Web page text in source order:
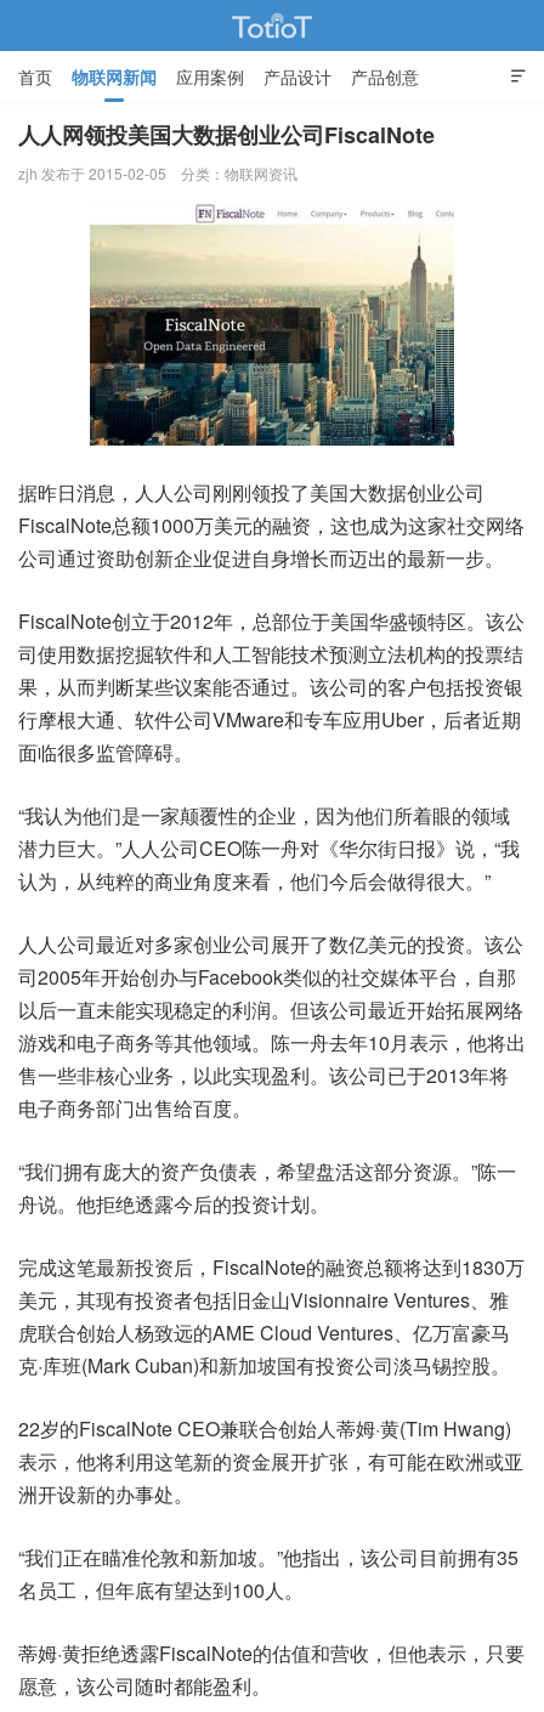
物联网的那些事 - Totiot

首页 物联网新闻 应用案例 产品设计 产品创意
智能家居
人人网领投美国大数据创业公司FiscalNote
zjh 发布于 2015-02-05 分类： 物联网资讯
据昨日消息，人人公司刚刚领投了美国大数据创业公司
FiscalNote总额1000万美元的融资，这也成为这家社交网络
公司通过资助创新企业促进自身增长而迈出的最新一步。
FiscalNote创立于2012年，总部位于美国华盛顿特区。该公
司使用数据挖掘软件和人工智能技术预测立法机构的投票结
果，从而判断某些议案能否通过。该公司的客户包括投资银
行摩根大通、软件公司VMware和专车应用Uber，后者近期
面临很多监管障碍。
“我认为他们是一家颠覆性的企业，因为他们所着眼的领域
潜力巨大。”人人公司CEO陈一舟对《华尔街日报》说，“我
认为，从纯粹的商业角度来看，他们今后会做得很大。”
人人公司最近对多家创业公司展开了数亿美元的投资。该公
司2005年开始创办与Facebook类似的社交媒体平台，自那
以后一直未能实现稳定的利润。但该公司最近开始拓展网络
游戏和电子商务等其他领域。陈一舟去年10月表示，他将出
售一些非核心业务，以此实现盈利。该公司已于2013年将
电子商务部门出售给百度。
“我们拥有庞大的资产负债表，希望盘活这部分资源。”陈一
舟说。他拒绝透露今后的投资计划。
完成这笔最新投资后，FiscalNote的融资总额将达到1830万
美元，其现有投资者包括旧金山Visionnaire Ventures、雅
虎联合创始人杨致远的AME Cloud Ventures、亿万富豪马
克·库班(Mark Cuban)和新加坡国有投资公司淡马锡控股。
22岁的FiscalNote CEO兼联合创始人蒂姆·黄(Tim Hwang)
表示，他将利用这笔新的资金展开扩张，有可能在欧洲或亚
洲开设新的办事处。
“我们正在瞄准伦敦和新加坡。”他指出，该公司目前拥有35
名员工，但年底有望达到100人。
蒂姆·黄拒绝透露FiscalNote的估值和营收，但他表示，只要
愿意，该公司随时都能盈利。